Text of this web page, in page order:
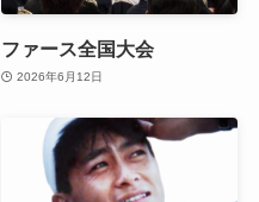
ファース全国大会
2026年6月12日